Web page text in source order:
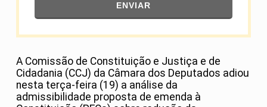
ENVIAR
A Comissão de Constituição e Justiça e de
Cidadania (CCJ) da Câmara dos Deputados adiou
nesta terça-feira (19) a análise da
admissibilidade proposta de emenda à